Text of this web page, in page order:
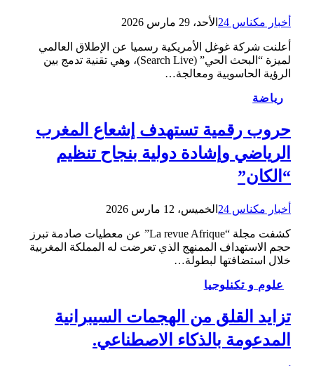
أخبار مكناس 24 الأحد، 29 مارس 2026
أعلنت شركة غوغل الأمريكية رسميا عن الإطلاق العالمي
لميزة “البحث الحي” (Search Live)، وهي تقنية تدمج بين
الرؤية الحاسوبية ومعالجة…
رياضة
حروب رقمية تستهدف إشعاع المغرب
الرياضي وإشادة دولية بنجاح تنظيم
“الكان”
أخبار مكناس 24 الخميس، 12 مارس 2026
كشفت مجلة “La revue Afrique” عن معطيات صادمة تبرز
حجم الاستهداف الممنهج الذي تعرضت له المملكة المغربية
خلال استضافتها لبطولة…
علوم و تكنلوجيا
تزايد القلق من الهجمات السيبرانية
المدعومة بالذكاء الاصطناعي.